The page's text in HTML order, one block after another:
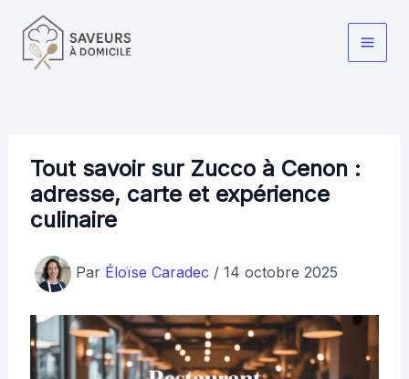
contenu
Main
Tout savoir sur Zucco à Cenon :
adresse, carte et expérience
culinaire
Par Éloïse Caradec / 14 octobre 2025